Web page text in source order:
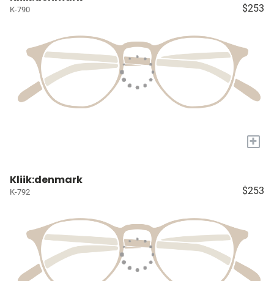
K-790 $253
+
Kliik:denmark
K-792 $253